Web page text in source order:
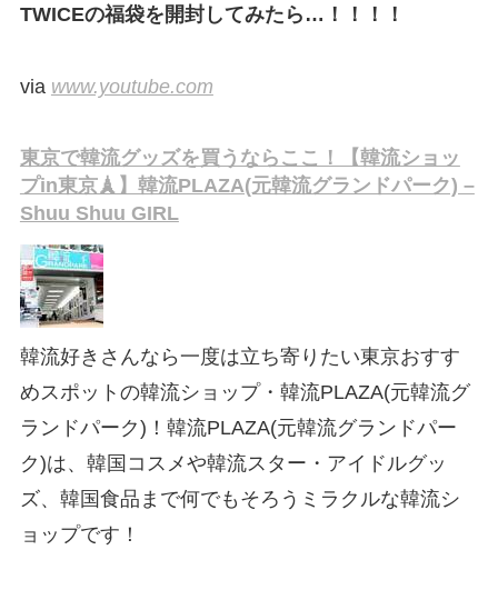
TWICEの福袋を開封してみたら…！！！！
via www.youtube.com
東京で韓流グッズを買うならここ！【韓流ショッ
プin東京🗼】韓流PLAZA(元韓流グランドパーク) –
Shuu Shuu GIRL
韓流好きさんなら一度は立ち寄りたい東京おすす
めスポットの韓流ショップ・韓流PLAZA(元韓流グ
ランドパーク)！韓流PLAZA(元韓流グランドパー
ク)は、韓国コスメや韓流スター・アイドルグッ
ズ、韓国食品まで何でもそろうミラクルな韓流シ
ョップです！